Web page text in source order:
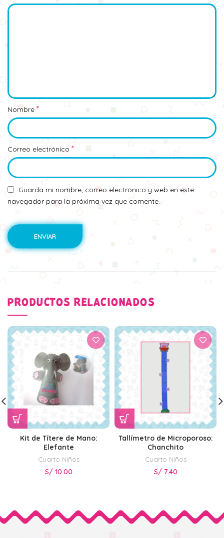
Nombre *
Correo electrónico *
Guarda mi nombre, correo electrónico y web en este
navegador para la próxima vez que comente.
PRODUCTOS RELACIONADOS
Kit de Títere de Mano:
Elefante
Cuarto Niños
S/ 10.00
Tallímetro de Microporoso:
Chanchito
Cuarto Niños
S/ 7.40